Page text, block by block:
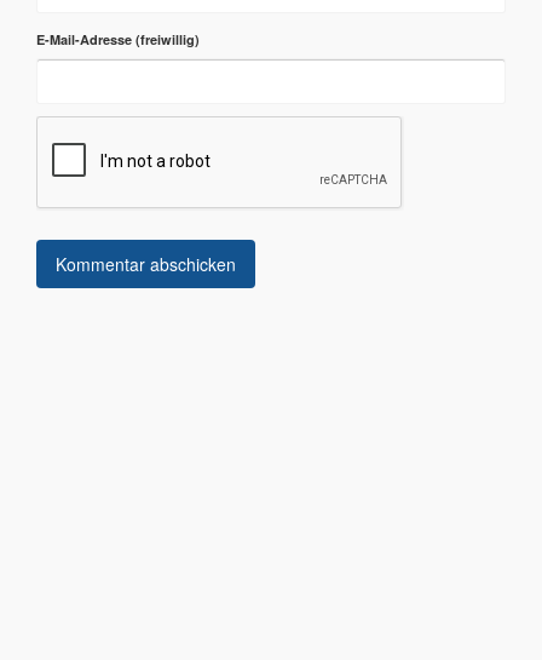
E-Mail-Adresse